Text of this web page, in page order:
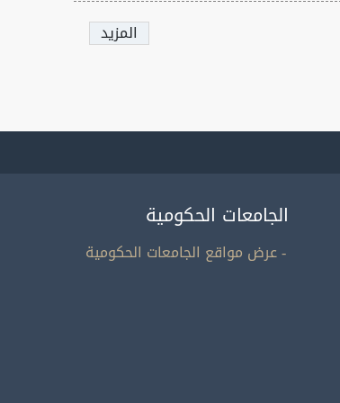
المزيد
الجامعات الحكومية
- عرض مواقع الجامعات الحكومية